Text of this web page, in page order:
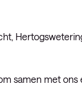
samen met